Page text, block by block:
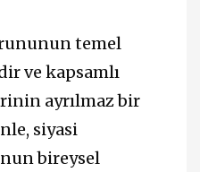
temel
ve kapsamlı
ayrılmaz bir
siyasi
bireysel